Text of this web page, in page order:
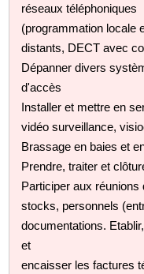
réseaux téléphoniques
(programmation locale
distants, DECT avec
Dépanner divers
d'accès
Installer et mettre en
vidéo surveillance,
Brassage en baies et
Prendre, traiter et
Participer aux réunions
stocks, personnels
documentations.
et
encaisser les factures